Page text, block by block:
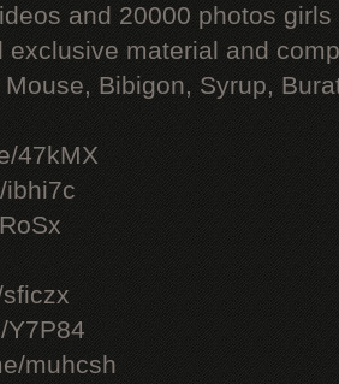
and 20000 photos
exclusive material and
Bibigon, Syrup,
47kMX
ibhi7c
Y7P84
muhcsh